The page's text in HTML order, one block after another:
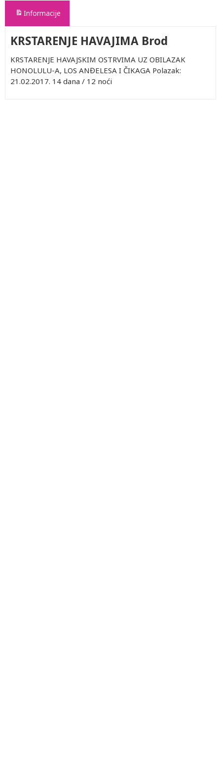
Informacije
KRSTARENJE HAVAJIMA Brod
KRSTARENJE HAVAJSKIM OSTRVIMA UZ OBILAZAK
HONOLULU-A, LOS ANĐELESA I ČIKAGA Polazak:
21.02.2017. 14 dana / 12 noći